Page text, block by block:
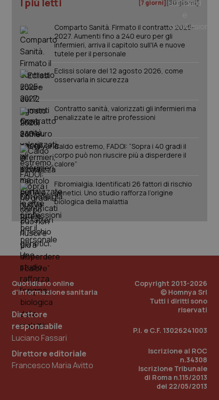
I più letti [7 giorni] [30 giorni]
Comparto Sanità. Firmato il contratto 2025-
2027. Aumenti fino a 240 euro per gli
infermieri, arriva il capitolo sull'IA e nuove
tutele per il personale
Eclissi solare del 12 agosto 2026, come
osservarla in sicurezza
Contratto sanità, valorizzati gli infermieri ma
penalizzate le altre professioni
Caldo estremo, FADOI: “Sopra i 40 gradi il
corpo può non riuscire più a disperdere il
calore”
Fibromialgia. Identificati 26 fattori di rischio
genetici. Uno studio rafforza l’origine
biologica della malattia
Quotidiano online
d'informazione sanitaria
Direttore
responsabile
Luciano Fassari
Direttore editoriale
Francesco Maria Avitto
Copyright 2013-2026
© Homnya Srl
Tutti i diritti sono
riservati
P.I. e C.F. 13026241003
Iscrizione al ROC
n.34308
Iscrizione Tribunale
di Roma n.115/2013
del 22/05/2013
tracking-enable
tracking-sites-ironfish-
session-id
www.quotidianosanita.it
_ga